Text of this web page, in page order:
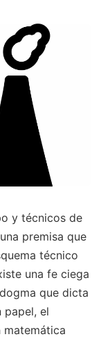
y técnicos de
premisa que
técnico
una fe ciega
que dicta
papel, el
matemática